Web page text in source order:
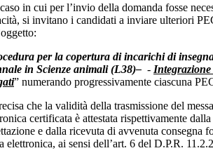
in cui per l’invio della domanda fosse
si invitano i candidati a inviare ulteriori
per la copertura di incarichi di
in Scienze animali (L38)– -
” numerando progressivamente ciascuna
che la validità della trasmissione del
certificata è attestata rispettivamente
e dalla ricevuta di avvenuta consegna
elettronica, ai sensi dell’art. 6 del D.P.R.